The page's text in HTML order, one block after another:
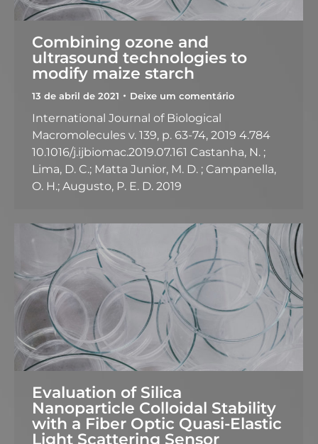
Combining ozone and
ultrasound technologies to
modify maize starch
13 de abril de 2021 Deixe um comentário
International Journal of Biological
Macromolecules v. 139, p. 63-74, 2019 4.784
10.1016/j.ijbiomac.2019.07.161 Castanha, N. ;
Lima, D. C.; Matta Junior, M. D. ; Campanella,
O. H.; Augusto, P. E. D. 2019
Evaluation of Silica
Nanoparticle Colloidal Stability
with a Fiber Optic Quasi-Elastic
Light Scattering Sensor